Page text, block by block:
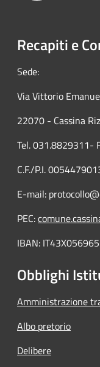
Recapiti e
Sede:
Via Vittorio
22070 - Cassina
Tel. 031.8829311-
C.F./P.I.
E-mail:
PEC:
IBAN:
Obblighi
Amministrazione
Albo pretorio
Delibere